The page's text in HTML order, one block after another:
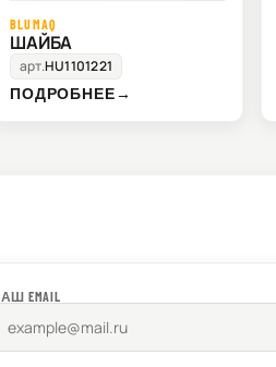
BLUMAQ
ШАЙБА
арт.HU1101221
ПОДРОБНЕЕ→
EMAIL